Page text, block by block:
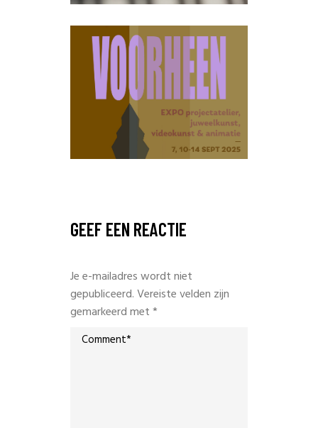
GEEF EEN REACTIE
Je e-mailadres wordt niet
gepubliceerd.Vereiste velden zijn
gemarkeerd met*